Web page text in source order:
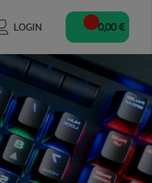
LOGIN 0,00 €